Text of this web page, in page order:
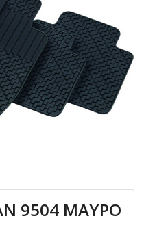
9504 ΜΑΥΡΟ